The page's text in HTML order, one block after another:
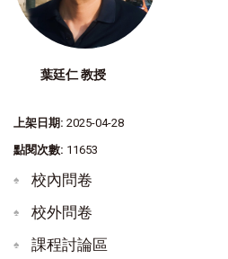
葉廷仁 教授
上架日期: 2025-04-28
點閱次數: 11653
校內問卷
校外問卷
課程討論區